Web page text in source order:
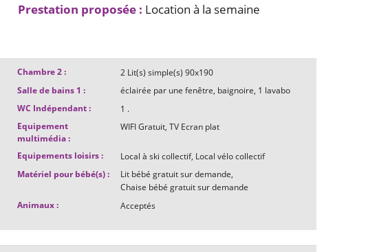
Prestation proposée : Location à la semaine
Chambre 2: 2 Lit(s) simple(s) 90x190
Salle de bains 1 : éclairée par une fenêtre baignoire 1 lavabo
WC Indépendant: 1 .
Equipement
multimédia:
WIFI Gratuit TV Ecran plat
Equipements loisirs: Local à ski collectif Local vélo collectif
Matériel pour bébé(s):
Lit bébé gratuit sur demande
Chaise bébé gratuit sur demande
Animaux: Acceptés